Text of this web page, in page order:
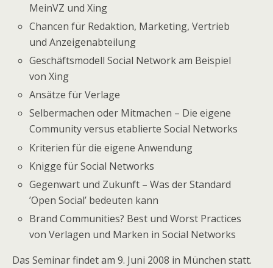
MeinVZ und Xing
Chancen für Redaktion, Marketing, Vertrieb
und Anzeigenabteilung
Geschäftsmodell Social Network am Beispiel
von Xing
Ansätze für Verlage
Selbermachen oder Mitmachen – Die eigene
Community versus etablierte Social Networks
Kriterien für die eigene Anwendung
Knigge für Social Networks
Gegenwart und Zukunft – Was der Standard
’Open Social’ bedeuten kann
Brand Communities? Best und Worst Practices
von Verlagen und Marken in Social Networks
Das Seminar findet am 9. Juni 2008 in München statt.